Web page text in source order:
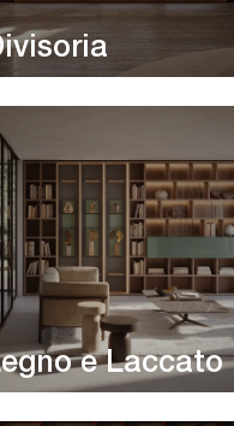
e Laccato